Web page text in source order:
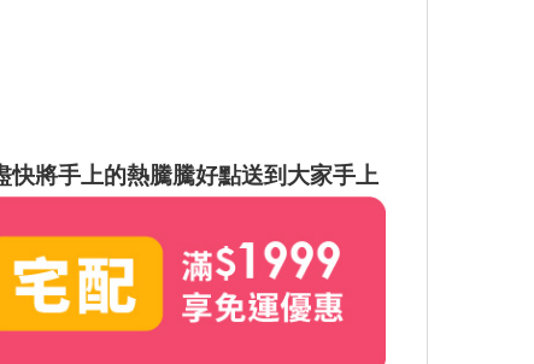
將手上的熱騰騰好點送到大家手上